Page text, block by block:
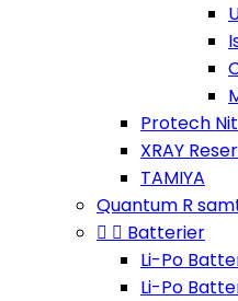
Protech
XRAY
TAMIYA
Quantum R
  Batterier
Li-Po
Li-Po